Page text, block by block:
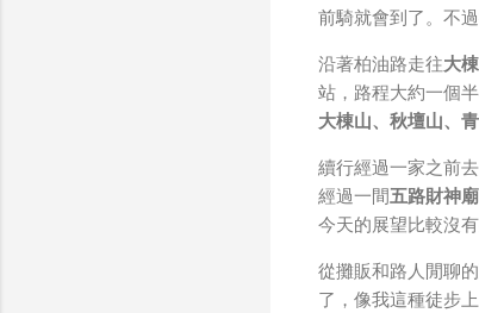
前騎就會到了。不
沿著柏油路走往大
站，路程大約一個
大棟山、秋壇山、
續行經過一家之前
經過一間五路財神廟
今天的展望比較沒
從攤販和路人閒聊
了，像我這種徒步